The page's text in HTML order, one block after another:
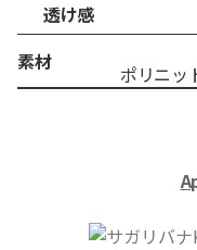
透け感
素材